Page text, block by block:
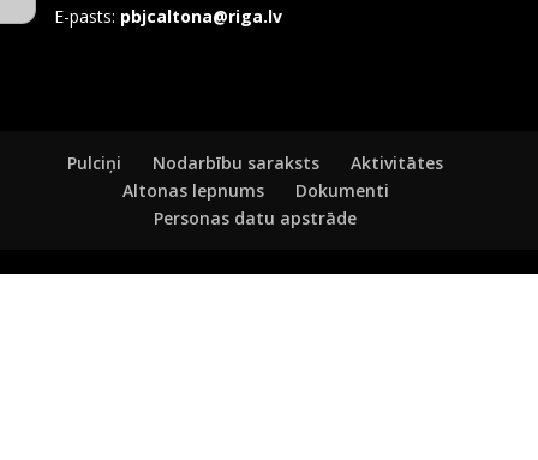
E-pasts: pbjcaltona@riga.lv
Pulciņi Nodarbību saraksts
Aktivitātes
Altonas lepnums
Dokumenti
Personas datu apstrāde